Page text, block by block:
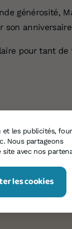
générosité,
son
pour tant
et les publicités,
Nous partageons
avec nos
les cookies